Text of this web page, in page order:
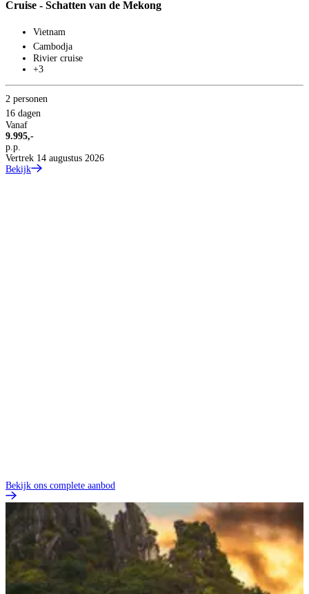
Cruise - Schatten van de Mekong
Vietnam
Cambodja
Rivier cruise
+3
2 personen
16 dagen
Vanaf
9.995,-
p.p.
Vertrek 14 augustus 2026
Bekijk
Bekijk ons complete aanbod